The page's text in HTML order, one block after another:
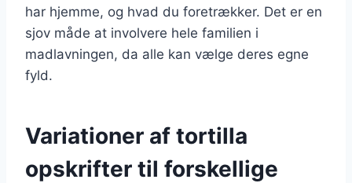
har hjemme, og hvad du foretrækker. Det er en
sjov måde at involvere hele familien i
madlavningen, da alle kan vælge deres egne
fyld.
Variationer af tortilla
opskrifter til forskellige